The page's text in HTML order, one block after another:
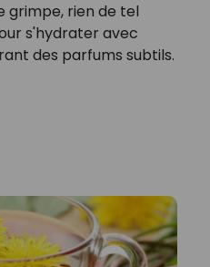
grimpe, rien de tel
s'hydrater avec
des parfums subtils.